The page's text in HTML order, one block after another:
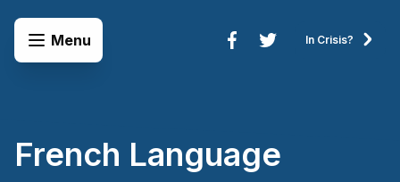
Open Menu
Menu
In Crisis?
French Language